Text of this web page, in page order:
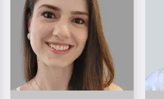
Paciente da Santa
Casa de
Londrina.